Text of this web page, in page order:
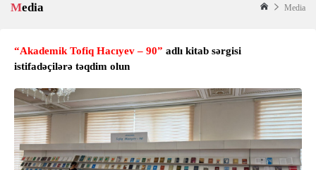
Media Media
“Akademik Tofiq Hacıyev – 90” adlı kitab sərgisi
istifadəçilərə təqdim olun